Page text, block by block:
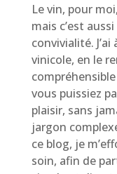
Le vin, pour
mais c’est
convivialité.
vinicole, en le
vous puissiez
plaisir, sans
jargon
ce blog, je
soin, afin de